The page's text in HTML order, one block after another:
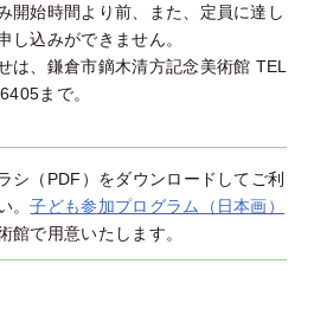
開始時間より前、また、定員に達し
し込みができません。
は、鎌倉市鏑木清方記念美術館 TEL
まで。
シ（PDF）をダウンロードしてご利
。子ども参加プログラム（日本画）
館で用意いたします。